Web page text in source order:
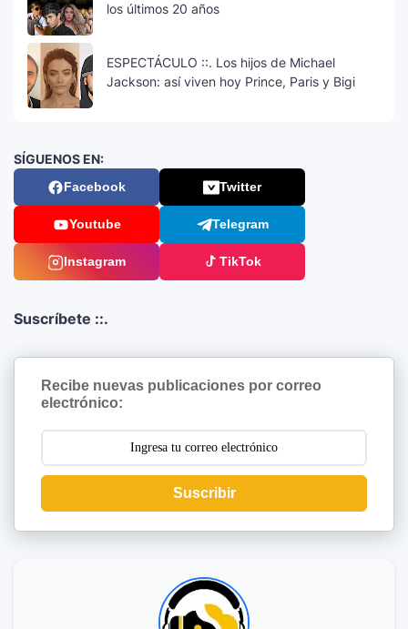
los últimos 20 años
ESPECTÁCULO ::. Los hijos de Michael
Jackson: así viven hoy Prince, Paris y Bigi
SÍGUENOS EN:
Facebook Twitter
Youtube Telegram
Instagram TikTok
Suscríbete ::.
Recibe nuevas publicaciones por correo
electrónico:
Suscribir